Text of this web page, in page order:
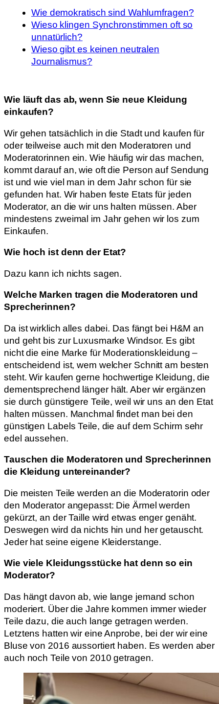
Wie demokratisch sind Wahlumfragen?
Wieso klingen Synchronstimmen oft so
unnatürlich?
Wieso gibt es keinen neutralen
Journalismus?
Wie läuft das ab, wenn Sie neue Kleidung
einkaufen?
Wir gehen tatsächlich in die Stadt und kaufen für
oder teilweise auch mit den Moderatoren und
Moderatorinnen ein. Wie häufig wir das machen,
kommt darauf an, wie oft die Person auf Sendung
ist und wie viel man in dem Jahr schon für sie
gefunden hat. Wir haben feste Etats für jeden
Moderator, an die wir uns halten müssen. Aber
mindestens zweimal im Jahr gehen wir los zum
Einkaufen.
Wie hoch ist denn der Etat?
Dazu kann ich nichts sagen.
Welche Marken tragen die Moderatoren und
Sprecherinnen?
Da ist wirklich alles dabei. Das fängt bei H&M an
und geht bis zur Luxusmarke Windsor. Es gibt
nicht die eine Marke für Moderationskleidung –
entscheidend ist, wem welcher Schnitt am besten
steht. Wir kaufen gerne hochwertige Kleidung, die
dementsprechend länger hält. Aber wir ergänzen
sie durch günstigere Teile, weil wir uns an den Etat
halten müssen. Manchmal findet man bei den
günstigen Labels Teile, die auf dem Schirm sehr
edel aussehen.
Tauschen die Moderatoren und Sprecherinnen
die Kleidung untereinander?
Die meisten Teile werden an die Moderatorin oder
den Moderator angepasst: Die Ärmel werden
gekürzt, an der Taille wird etwas enger genäht.
Deswegen wird da nichts hin und her getauscht.
Jeder hat seine eigene Kleiderstange.
Wie viele Kleidungsstücke hat denn so ein
Moderator?
Das hängt davon ab, wie lange jemand schon
moderiert. Über die Jahre kommen immer wieder
Teile dazu, die auch lange getragen werden.
Letztens hatten wir eine Anprobe, bei der wir eine
Bluse von 2016 aussortiert haben. Es werden aber
auch noch Teile von 2010 getragen.